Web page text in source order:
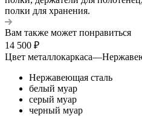
полки для хранения.
Вам также может понравиться
14 500 ₽
Цвет металлокаркаса—
Нержавеющая сталь
белый муар
серый муар
черный муар